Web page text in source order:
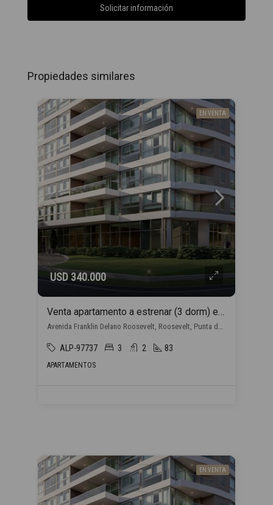
Solicitar información
Propiedades similares
EN VENTA
USD 340.000
Venta apartamento a estrenar (3 dorm) en Punta del Este con financiación propia
Avenida Franklin Delano Roosevelt, Roosevelt, Punta del Este
ALP-97737 3 2 83
APARTAMENTOS
EN VENTA